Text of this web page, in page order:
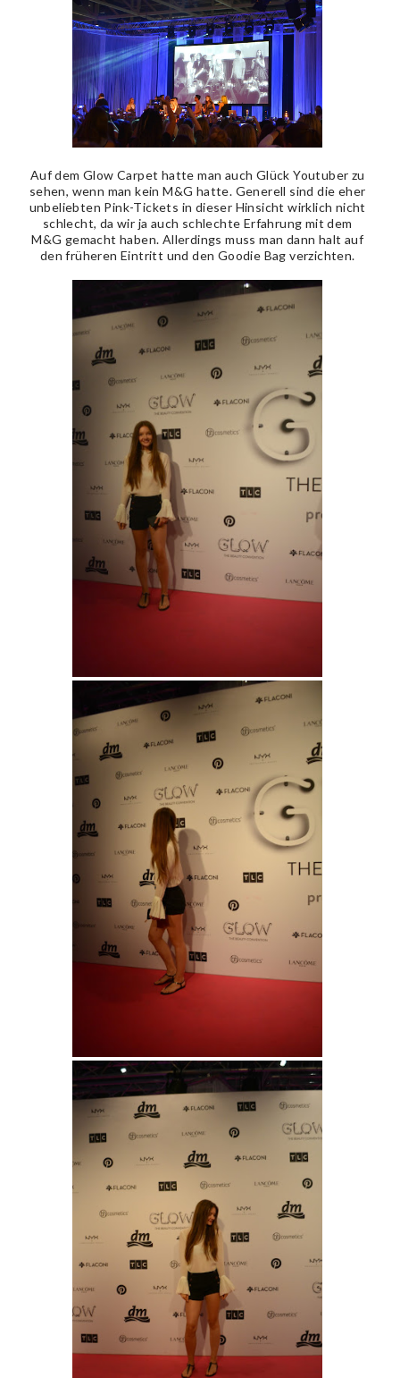
Auf dem Glow Carpet hatte man auch Glück Youtuber zu
sehen, wenn man kein M&G hatte. Generell sind die eher
unbeliebten Pink-Tickets in dieser Hinsicht wirklich nicht
schlecht, da wir ja auch schlechte Erfahrung mit dem
M&G gemacht haben. Allerdings muss man dann halt auf
den früheren Eintritt und den Goodie Bag verzichten.